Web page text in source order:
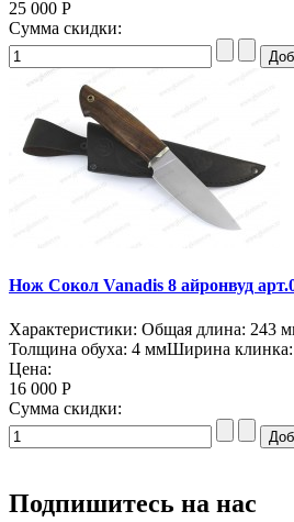
25 000 Р
Сумма скидки:
Нож Сокол Vanadis 8 айронвуд
Характеристики: Общая длина: 243
Толщина обуха: 4 ммШирина
Цена:
16 000 Р
Сумма скидки:
Подпишитесь на нас